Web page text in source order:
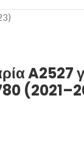
A2527